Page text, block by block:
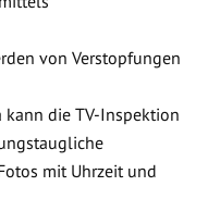
von Verstopfungen
kann die TV-Inspektion
mit Uhrzeit und